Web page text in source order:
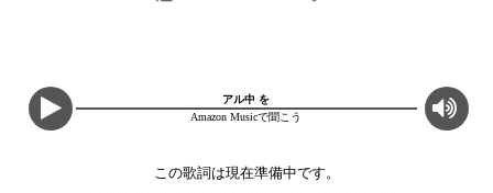
アル中 を
Amazon Musicで聞こう
この歌詞は現在準備中です。